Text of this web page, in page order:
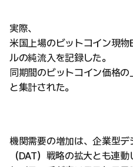
実際、
米国上場のビットコイン現
ルの純流入を記録した。
同期間のビットコイン価格
と集計された。
機関需要の増加は、企業型
（DAT）戦略の拡大とも連